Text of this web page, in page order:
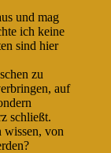
und mag
ich keine
sind hier
zu
auf
schließt.
wissen, von